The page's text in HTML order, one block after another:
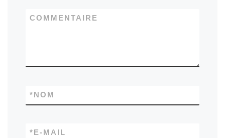
COMMENTAIRE
NOM
*
E-MAIL
*